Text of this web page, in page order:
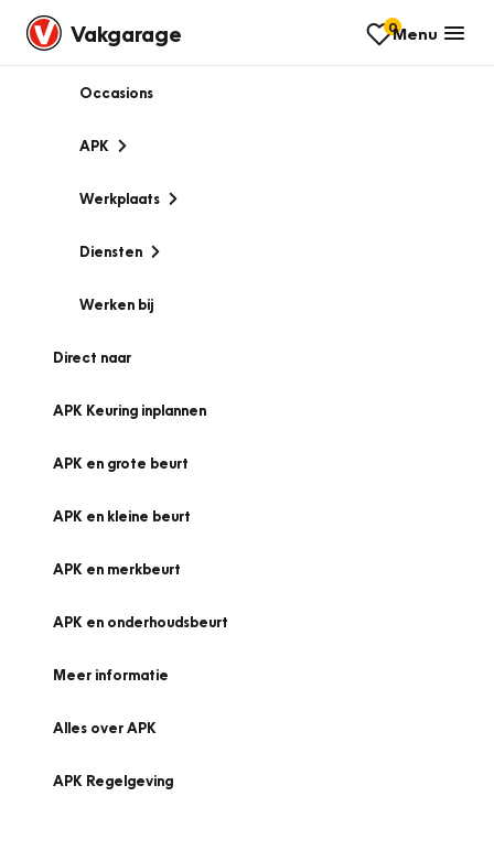
Vakgarage 0Menu
Occasions
APK
Werkplaats
Diensten
Werken bij
Direct naar
APK Keuring inplannen
APK en grote beurt
APK en kleine beurt
APK en merkbeurt
APK en onderhoudsbeurt
Meer informatie
Alles over APK
APK Regelgeving